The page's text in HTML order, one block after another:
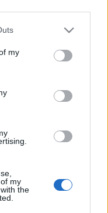
one or more Google
You may click to
third-party tags to
in below Google
my
my
the
kormány 400 millió
produkciókat
teremtenek a
élénkítéséhez.
Köztük Tom